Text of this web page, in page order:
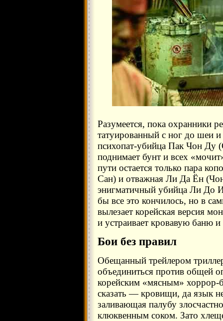
Разумеется, пока охранники
татуированный с ног до шеи
психопат-убийца Пак Чон Ду
поднимает бунт и всех
пути остается только пара
Сан) и отважная Ли Да Ён
энигматичный убийца Ли До
бы все это кончилось, но в
вылезает корейская версия
и устраивает кровавую баню
Бои без правил
Обещанный трейлером
объединиться против общей
корейским «мясным» хоррор-
сказать — кровищи, да язык
заливающая палубу
клюквенным соком. Зато